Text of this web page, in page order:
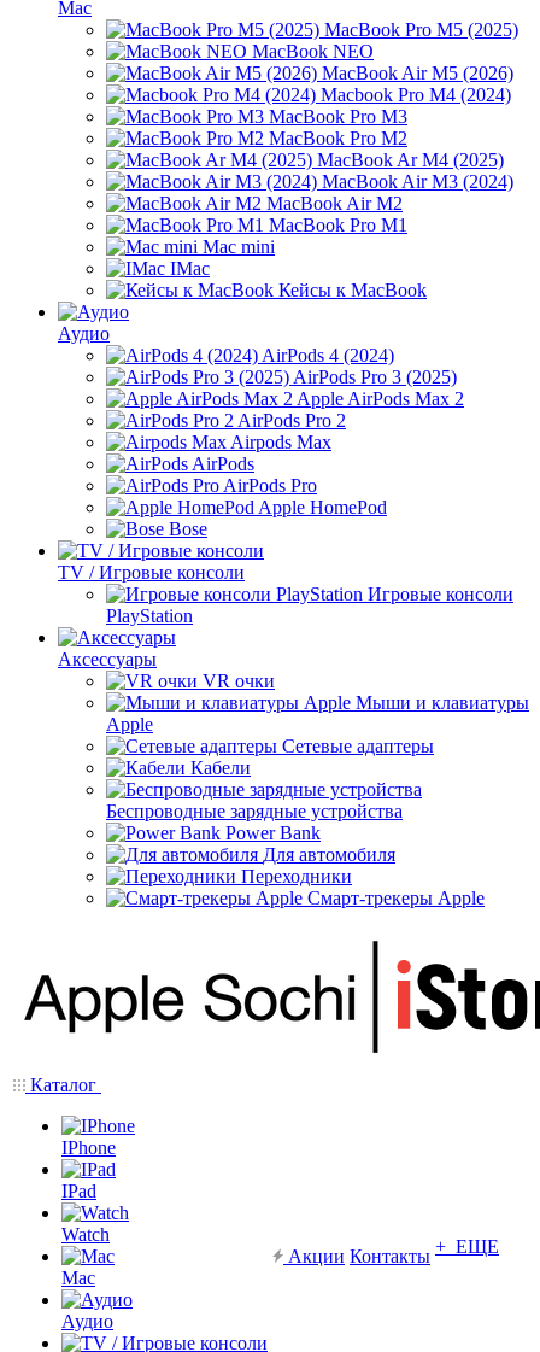
Mac
MacBook Pro M5 (2025)
MacBook NEO
MacBook Air M5 (2026)
Macbook Pro M4 (2024)
MacBook Pro M3
MacBook Pro M2
MacBook Ar M4 (2025)
MacBook Air M3 (2024)
MacBook Air M2
MacBook Pro M1
Mac mini
IMac
Кейсы к MacBook
Аудио
AirPods 4 (2024)
AirPods Pro 3 (2025)
Apple AirPods Max 2
AirPods Pro 2
Airpods Max
AirPods
AirPods Pro
Apple HomePod
Bose
TV / Игровые консоли
Игровые консоли
PlayStation
Аксессуары
VR очки
Мыши и клавиатуры
Apple
Сетевые адаптеры
Кабели
Беспроводные зарядные устройства
Power Bank
Для автомобиля
Переходники
Смарт-трекеры Apple
Каталог
IPhone
IPad
Watch
Mac
Аудио
Акции Контакты + ЕЩЕ